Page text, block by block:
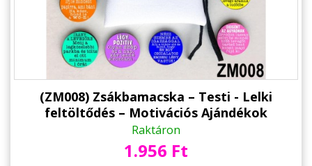
(ZM008) Zsákbamacska – Testi - Lelki
feltöltődés – Motivációs Ajándékok
Raktáron
1.956 Ft